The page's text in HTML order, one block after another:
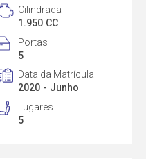
Cilindrada
1.950 CC
Portas
5
Data da Matrícula
2020 - Junho
Lugares
5